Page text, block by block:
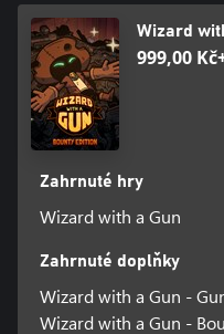
Wizard
999,00
Zahrnuté hry
Wizard with a Gun
Zahrnuté doplňky
Wizard with a Gun -
Wizard with a Gun -